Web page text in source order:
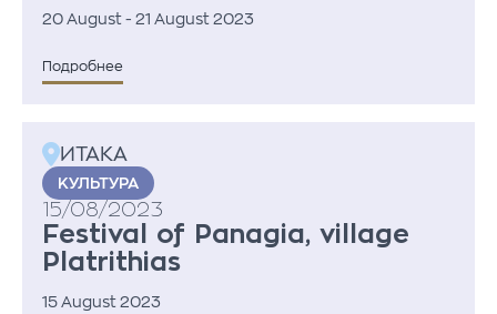
20 August - 21 August 2023
Подробнее
ИТАКА
KУЛЬТУРА
15/08/2023
Festival of Panagia, village
Platrithias
15 August 2023